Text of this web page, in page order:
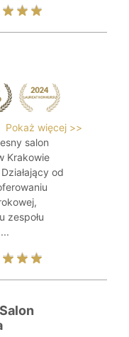
Pokaż więcej >>
salon
Krakowie
od
zespołu